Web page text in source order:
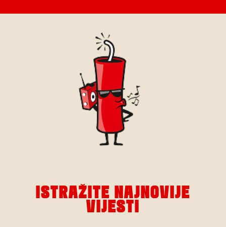
ISTRAŽITE NAJNOVIJE
VIJESTI